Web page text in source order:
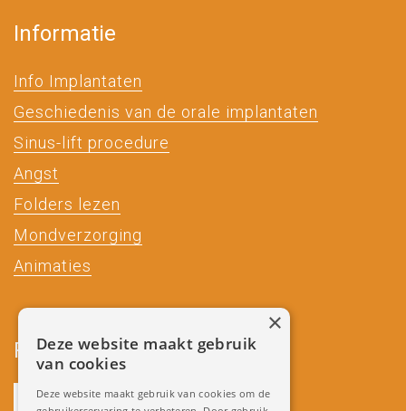
Informatie
Info Implantaten
Geschiedenis van de orale implantaten
Sinus-lift procedure
Angst
Folders lezen
Mondverzorging
Animaties
Partners
Deze website maakt gebruik
van cookies
Deze website maakt gebruik van cookies om de
×